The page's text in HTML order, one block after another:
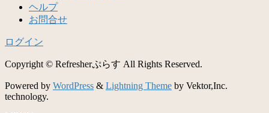
ヘルプ
お問合せ
ログイン
Copyright © Refresherぷらす All Rights Reserved.
Powered by WordPress & Lightning Theme by Vektor,Inc.
technology.